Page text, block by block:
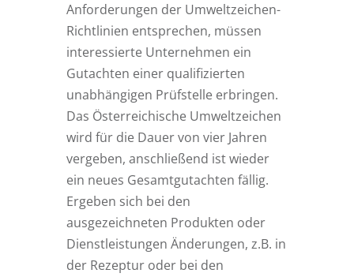
Anforderungen der Umweltzeichen-
Richtlinien entsprechen, müssen
interessierte Unternehmen ein
Gutachten einer qualifizierten
unabhängigen Prüfstelle erbringen.
Das Österreichische Umweltzeichen
wird für die Dauer von vier Jahren
vergeben, anschließend ist wieder
ein neues Gesamtgutachten fällig.
Ergeben sich bei den
ausgezeichneten Produkten oder
Dienstleistungen Änderungen, z.B. in
der Rezeptur oder bei den